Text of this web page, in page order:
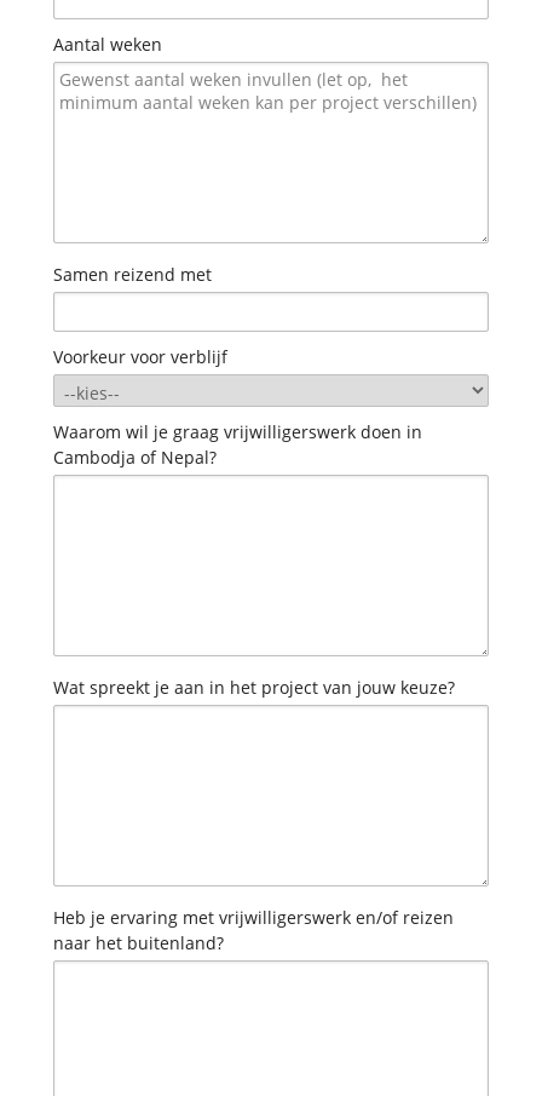
Aantal weken
Samen reizend met
Voorkeur voor verblijf
Waarom wil je graag vrijwilligerswerk doen in
Cambodja of Nepal?
Wat spreekt je aan in het project van jouw keuze?
Heb je ervaring met vrijwilligerswerk en/of reizen
naar het buitenland?